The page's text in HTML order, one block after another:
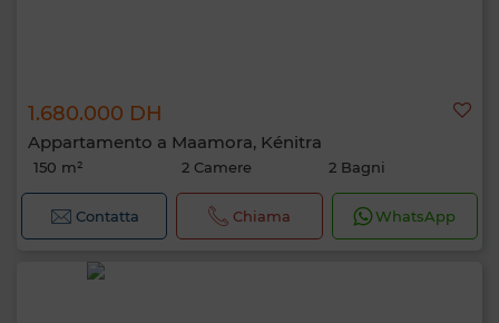
1.680.000 DH
Appartamento a Maamora, Kénitra
150 m² 2 Camere 2 Bagni
Contatta Chiama WhatsApp